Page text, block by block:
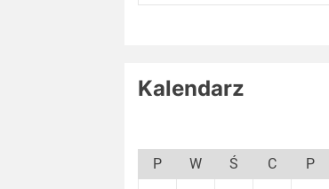
Kalendarz
P W Ś C P